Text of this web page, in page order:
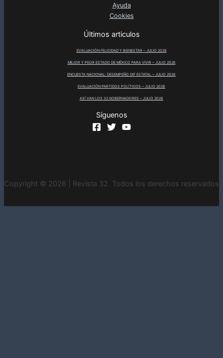
Ayuda
Cookies
Últimos articulos
EVALUACIÓN FELICIDAD Y BIENESTAR – JULIO 2026
MEJOR Y PEOR ESTADO DE MÉXICO PARA VIVIR – JULIO 2026
ENCUESTA NACIONAL: DESEMPEÑO DIF ESTATAL – JULIO 2026
EVALUACIÓN PARTIDOS POLÍTICOS – JULIO 2026
ASÍ VAN LOS 32 GOBERNADORES – JULIO 2026
Síguenos
Copyright © 2026 | Revista 32. Todos los derechos reservados